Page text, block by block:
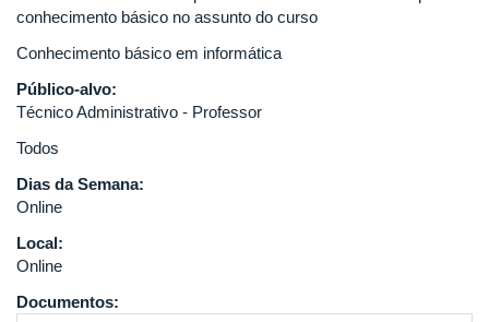
conhecimento básico no assunto do curso
Conhecimento básico em informática
Público-alvo:
Técnico Administrativo - Professor
Todos
Dias da Semana:
Online
Local:
Online
Documentos: